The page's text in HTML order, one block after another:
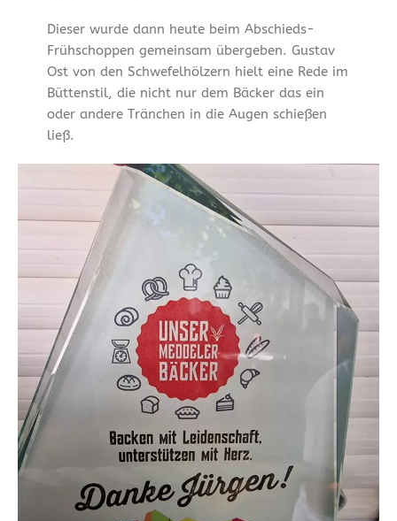
Dieser wurde dann heute beim Abschieds-
Frühschoppen gemeinsam übergeben. Gustav
Ost von den Schwefelhölzern hielt eine Rede im
Büttenstil, die nicht nur dem Bäcker das ein
oder andere Tränchen in die Augen schießen
ließ.